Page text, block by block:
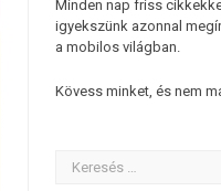
Minden nap friss
igyekszünk azonnal
a mobilos világban.
Kövess minket, és nem